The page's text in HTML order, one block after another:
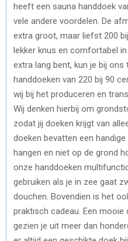
heeft een sauna handdoek
vele andere voordelen. De
extra groot, maar liefst 200
lekker knus en comfortabel
extra lang bent, kun je bij ons
handdoeken van 220 bij 90
wij bij het produceren en
Wij denken hierbij om
zodat jij doeken krijgt van
doeken bevatten een
hangen en niet op de grond
onze handdoeken
gebruiken als je in zee gaat
douchen. Bovendien is het
praktisch cadeau. Een
gezien je uit meer dan